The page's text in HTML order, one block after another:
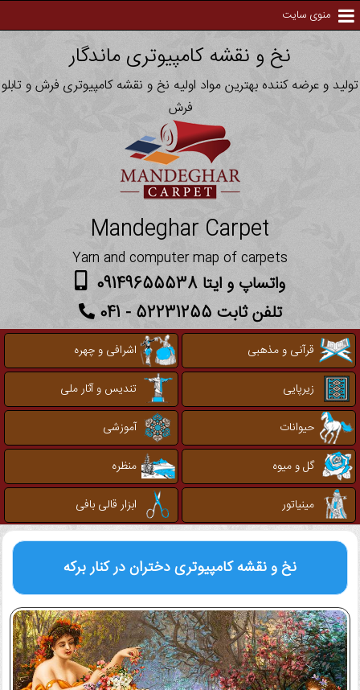
منوی سایت
نخ و نقشه کامپیوتری ماندگار
تولید و عرضه کننده بهترین مواد اولیه نخ و نقشه کامپیوتری فرش و تابلو
فرش
Mandeghar Carpet
Yarn and computer map of carpets
واتساپ و ایتا 09149655538
تلفن ثابت 52231255 - 041
قرآنی و مذهبی
اشرافی و چهره
زیرپایی
تندیس و آثار ملی
حیوانات
آموزشی
گل و میوه
منظره
مینیاتور
ابزار قالی بافی
نخ و نقشه کامپیوتریدختران در کنار برکه